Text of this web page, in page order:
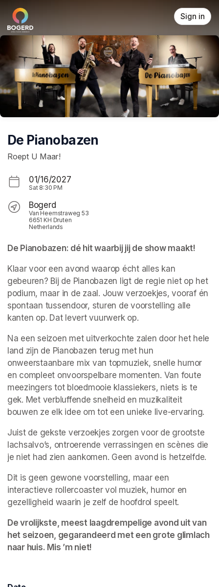
Skip header
Sign in
De Pianobazen
Roept U Maar!
01/16/2027
Sat 8:30 PM
Bogerd
Van Heemstraweg 53
6651 KH Druten
Netherlands
De Pianobazen: dé hit waarbij jij de show maakt!
Klaar voor een avond waarop écht alles kan
gebeuren? Bij de Pianobazen ligt de regie niet op het
podium, maar in de zaal. Jouw verzoekjes, vooraf én
spontaan tussendoor, sturen de voorstelling alle
kanten op. Dat levert vuurwerk op.
Na een seizoen met uitverkochte zalen door het hele
land zijn de Pianobazen terug met hun
onweerstaanbare mix van topmuziek, snelle humor
en compleet onvoorspelbare momenten. Van foute
meezingers tot bloedmooie klassiekers, niets is te
gek. Met verbluffende snelheid en muzikaliteit
bouwen ze elk idee om tot een unieke live-ervaring.
Juist de gekste verzoekjes zorgen voor de grootste
lachsalvo’s, ontroerende verrassingen en scènes die
je niet had zien aankomen. Geen avond is hetzelfde.
Dit is geen gewone voorstelling, maar een
interactieve rollercoaster vol muziek, humor en
gezelligheid waarin je zelf de hoofdrol speelt.
De vrolijkste, meest laagdrempelige avond uit van
het seizoen, gegarandeerd met een grote glimlach
naar huis. Mis ’m niet!